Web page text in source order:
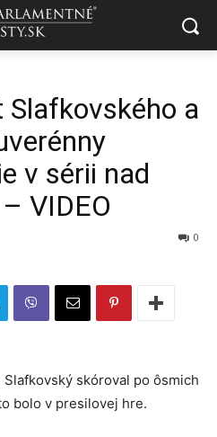
Slafkovského a
v sérii nad
VIDEO
0
Slafkovský skóroval po ôsmich
bolo v presilovej hre.